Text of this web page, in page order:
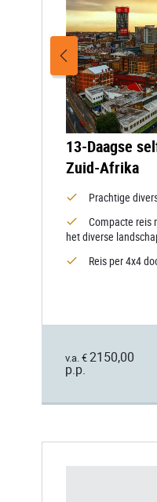
13-Daagse
Zuid-Afrika
Prachtige
Compacte reis
het diverse
Reis per 4x4
v.a. € 2150,00
p.p.